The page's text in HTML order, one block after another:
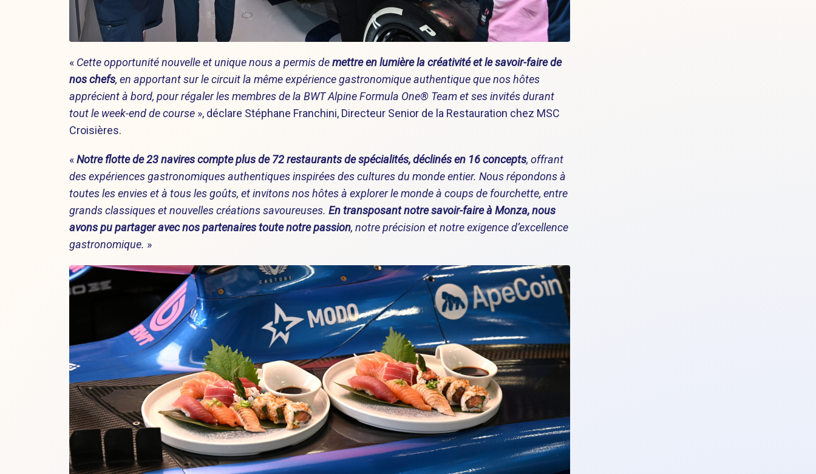
« Cette opportunité nouvelle et unique nous a permis demettre en lumière la créativité et le savoir-faire de
nos chefs, en apportant sur le circuit la même expérience gastronomique authentique que nos hôtes
apprécient à bord, pour régaler les membres de la BWT Alpine Formula One® Team et ses invités durant
tout le week-end de course », déclare Stéphane Franchini, Directeur Senior de la Restauration chez MSC
Croisières.
«Notre flotte de 23 navires compte plus de 72 restaurants de spécialités, déclinés en 16 concepts, offrant
des expériences gastronomiques authentiques inspirées des cultures du monde entier. Nous répondons à
toutes les envies et à tous les goûts, et invitons nos hôtes à explorer le monde à coups de fourchette, entre
grands classiques et nouvelles créations savoureuses. En transposant notre savoir-faire à Monza, nous
avons pu partager avec nos partenaires toute notre passion, notre précision et notre exigence d’excellence
gastronomique. »